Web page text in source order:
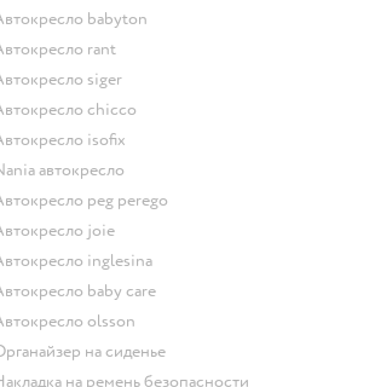
Автокресло babyton
Автокресло rant
Автокресло siger
Автокресло chicco
Автокресло isofix
Nania автокресло
Автокресло peg perego
Автокресло joie
Автокресло inglesina
Автокресло baby care
Автокресло olsson
Органайзер на сиденье
Накладка на ремень безопасности